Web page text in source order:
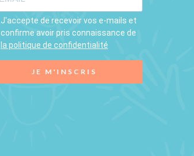
J'accepte de recevoir vos e-mails et
confirme avoir pris connaissance de
la politique de confidentialité
JE M'INSCRIS